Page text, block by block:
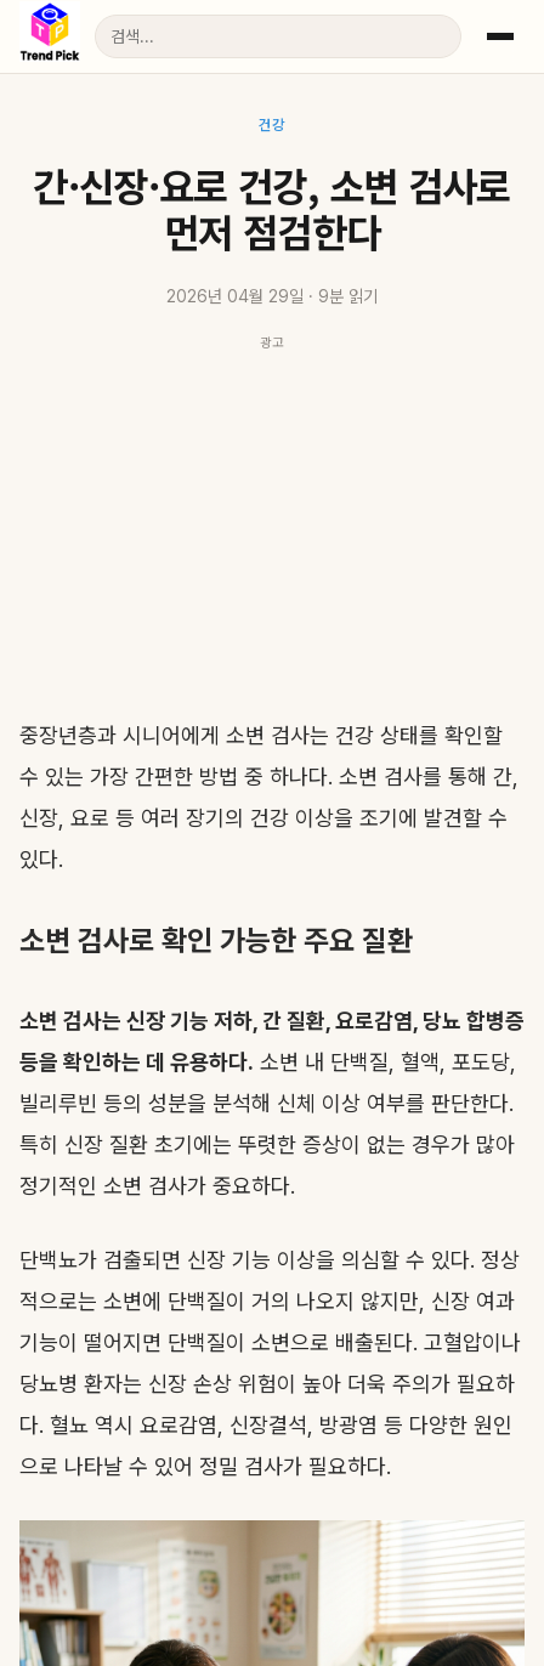
건강
간·신장·요로 건강, 소변 검사로
먼저 점검한다
2026년 04월 29일 · 9분 읽기
광고
중장년층과 시니어에게 소변 검사는 건강 상태를 확인할
수 있는 가장 간편한 방법 중 하나다. 소변 검사를 통해 간,
신장, 요로 등 여러 장기의 건강 이상을 조기에 발견할 수
있다.
소변 검사로 확인 가능한 주요 질환
소변 검사는 신장 기능 저하, 간 질환, 요로감염, 당뇨 합병증
등을 확인하는 데 유용하다. 소변 내 단백질, 혈액, 포도당,
빌리루빈 등의 성분을 분석해 신체 이상 여부를 판단한다.
특히 신장 질환 초기에는 뚜렷한 증상이 없는 경우가 많아
정기적인 소변 검사가 중요하다.
단백뇨가 검출되면 신장 기능 이상을 의심할 수 있다. 정상
적으로는 소변에 단백질이 거의 나오지 않지만, 신장 여과
기능이 떨어지면 단백질이 소변으로 배출된다. 고혈압이나
당뇨병 환자는 신장 손상 위험이 높아 더욱 주의가 필요하
다. 혈뇨 역시 요로감염, 신장결석, 방광염 등 다양한 원인
으로 나타날 수 있어 정밀 검사가 필요하다.